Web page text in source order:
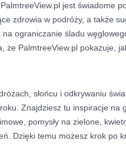
jest świadome
zdrowia w podróży, a także
na ograniczanie śladu
że PalmtreeView.pl pokazuje,
słońcu i odkrywaniu
Znajdziesz tu inspiracje na
pomysły na zielone,
Dzięki temu możesz krok po